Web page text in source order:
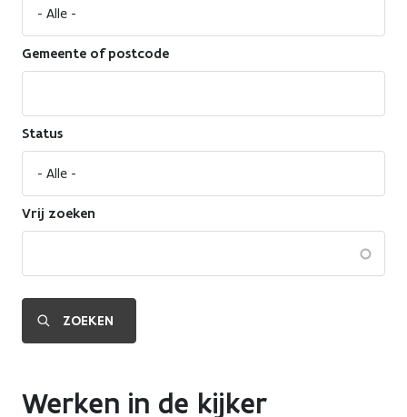
Werken in de kijker
Gemeente of postcode
Status
Vrij zoeken